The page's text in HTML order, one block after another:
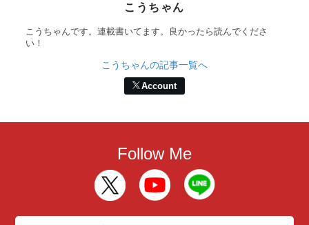
こうちゃん
こうちゃんです。連載書いてます。良かったら読んでくださ
い！
こうちゃんの記事一覧へ
Account
Follow Me